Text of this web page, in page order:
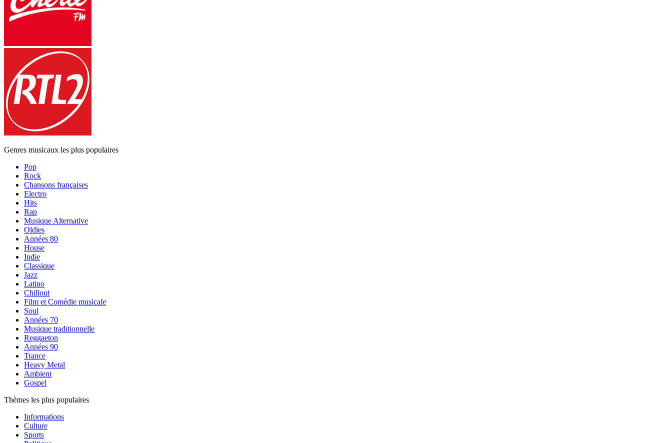
Genres musicaux les plus populaires
Pop
Rock
Chansons françaises
Electro
Hits
Rap
Musique Alternative
Oldies
Années 80
House
Indie
Classique
Jazz
Latino
Chillout
Film et Comédie musicale
Soul
Années 70
Musique traditionnelle
Reggaeton
Années 90
Trance
Heavy Metal
Ambient
Gospel
Thèmes les plus populaires
Informations
Culture
Sports